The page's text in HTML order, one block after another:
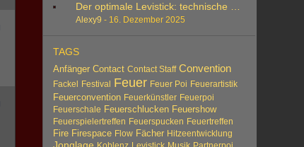
Der optimale Levistick: technische Daten
Alexy9 - 16. Dezember 2025
TAGS
Anfänger Contact Contact Staff Convention
Fackel Festival Feuer Feuer Poi Feuerartistik
Feuerconvention Feuerkünstler Feuerpoi
Feuerschale Feuerschlucken Feuershow
Feuerspielertreffen Feuerspucken Feuertreffen
Fire Firespace Flow Fächer Hitzeentwicklung